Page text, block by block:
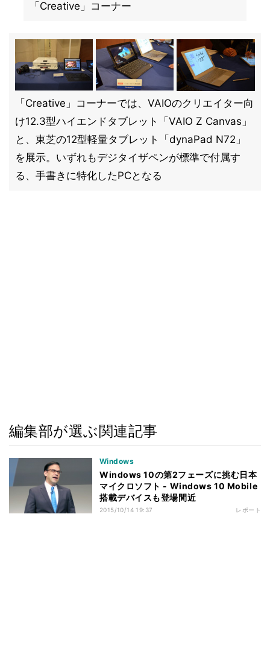
「Creative」コーナー
「Creative」コーナーでは、VAIOのクリエイター向
け12.3型ハイエンドタブレット「VAIO Z Canvas」
と、東芝の12型軽量タブレット「dynaPad N72」
を展示。いずれもデジタイザペンが標準で付属す
る、手書きに特化したPCとなる
編集部が選ぶ関連記事
Windows
Windows 10の第2フェーズに挑む日本
マイクロソフト - Windows 10 Mobile
搭載デバイスも登場間近
2015/10/14 19:37 レポート